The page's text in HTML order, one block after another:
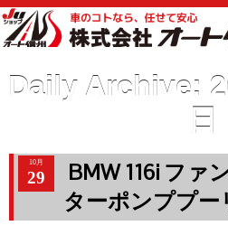
Daily Archive:
日
10月
29
BMW 116i ファ
ターポンププー